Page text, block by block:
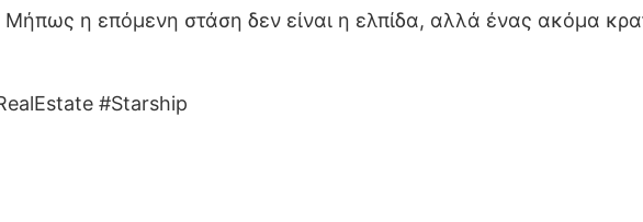
Μήπως η επόμενη στάση δεν είναι η ελπίδα, αλλά ένας ακόμα
#Starship